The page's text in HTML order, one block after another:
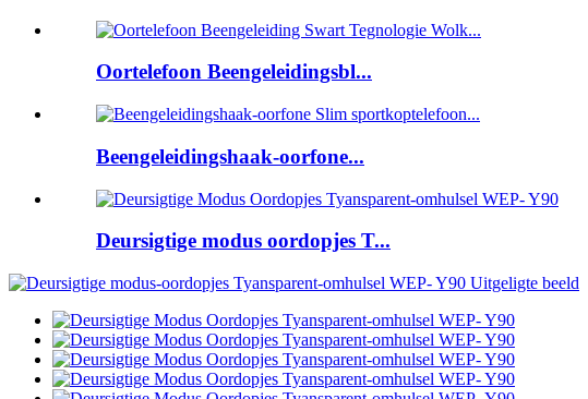
Oortelefoon Beengeleidingsbl...
Beengeleidingshaak-oorfone...
Deursigtige modus oordopjes T...